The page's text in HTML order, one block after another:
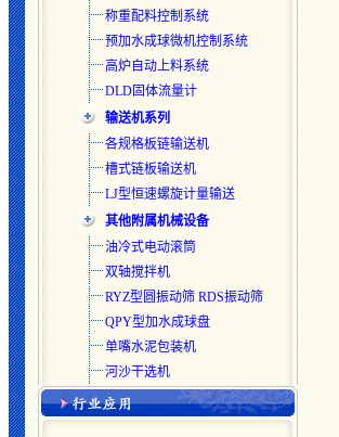
称重配料控制系统
预加水成球微机控制系统
高炉自动上料系统
DLD固体流量计
输送机系列
各规格板链输送机
槽式链板输送机
LJ型恒速螺旋计量输送
其他附属机械设备
油冷式电动滚筒
双轴搅拌机
RYZ型圆振动筛 RDS振动筛
QPY型加水成球盘
单嘴水泥包装机
河沙干选机